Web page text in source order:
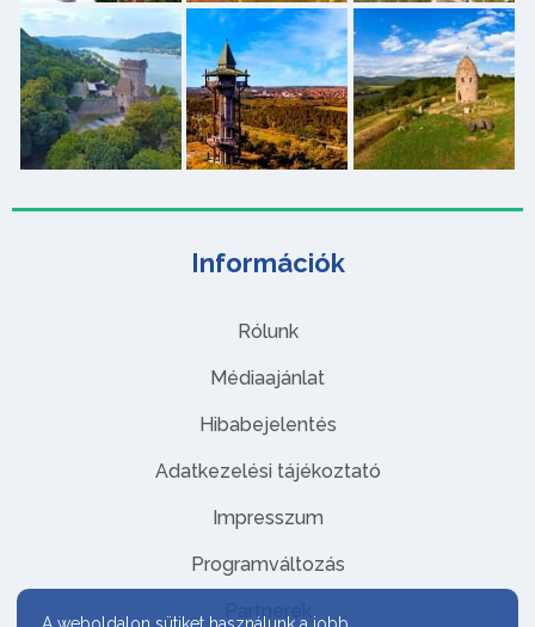
Információk
Rólunk
Médiaajánlat
Hibabejelentés
Adatkezelési tájékoztató
Impresszum
Programváltozás
Partnerek